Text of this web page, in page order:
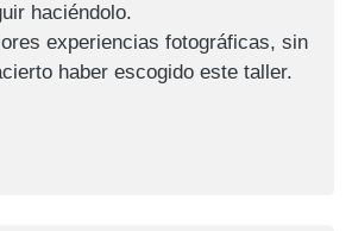
haciéndolo.
experiencias fotográficas, sin
haber escogido este taller.